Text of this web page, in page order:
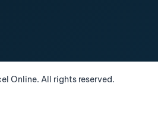
Online. All rights reserved.